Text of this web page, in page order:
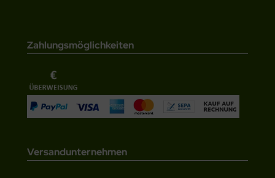
Zahlungsmöglichkeiten
Versandunternehmen